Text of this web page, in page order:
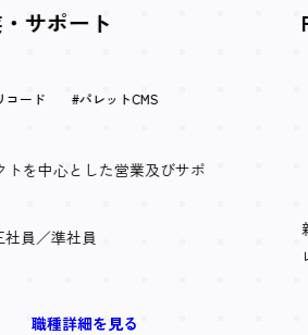
サポート
コード パレットCMS
トを中心とした営業及びサポ
社員／準社員
職種詳細を見る